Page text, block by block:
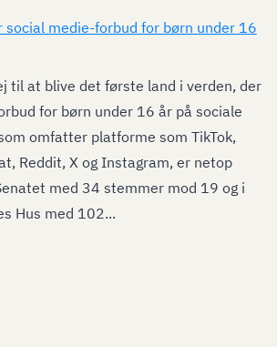
medie-forbud for børn under 16
til at blive det første land i verden, der
for børn under 16 år på sociale
omfatter platforme som TikTok,
Reddit, X og Instagram, er netop
med 34 stemmer mod 19 og i
Hus med 102...